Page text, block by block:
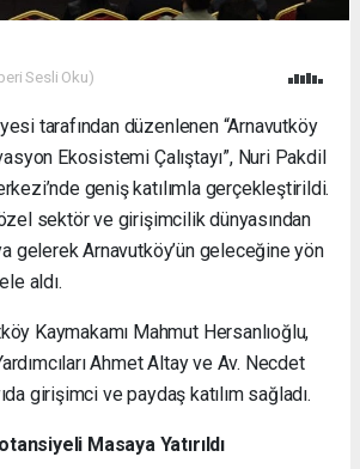
Sesli Oku)
tarafından düzenlenen “Arnavutköy
Ekosistemi Çalıştayı”, Nuri Pakdil
geniş katılımla gerçekleştirildi.
sektör ve girişimcilik dünyasından
gelerek Arnavutköy’ün geleceğine yön
aldı.
Kaymakamı Mahmut Hersanlıoğlu,
Ahmet Altay ve Av. Necdet
girişimci ve paydaş katılım sağladı.
Masaya Yatırıldı